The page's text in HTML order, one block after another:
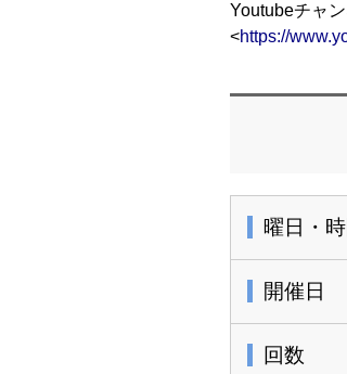
Youtubeチャ
<https://
曜日・
開催日
回数